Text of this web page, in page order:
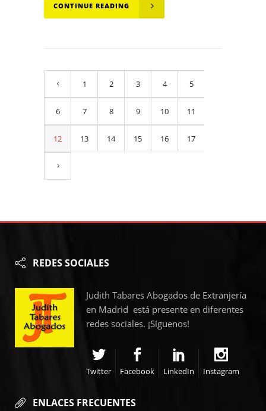
CONTINUE READING
1 2 3 4 5
6 7 8 9 10 11
12 13 14 15 16 17
REDES SOCIALES
Judith Tabares Abogados de Extranjería
en Madrid está presente en diferentes
redes sociales. ¡Síguenos!
Twitter Facebook LinkedIn Instagram
ENLACES FRECUENTES